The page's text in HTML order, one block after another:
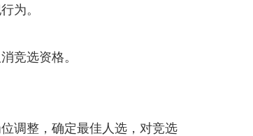
为。
竞选资格。
调整，确定最佳人选，对竞选